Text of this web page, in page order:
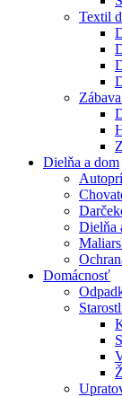
Textil
Dielňa a dom
Dielňa
Domácnosť